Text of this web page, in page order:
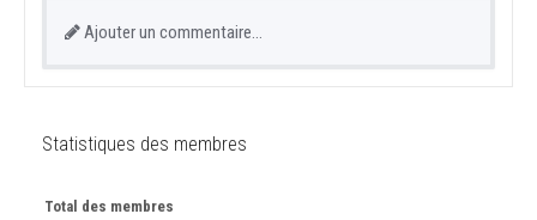
Ajouter un commentaire…
Statistiques des membres
Total des membres